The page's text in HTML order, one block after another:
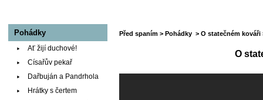
Před spaním > Pohádky > O statečném kováři
O
Pohádky
Ať žijí duchové!
Císařův pekař
Dařbuján a Pandrhola
Hrátky s čertem